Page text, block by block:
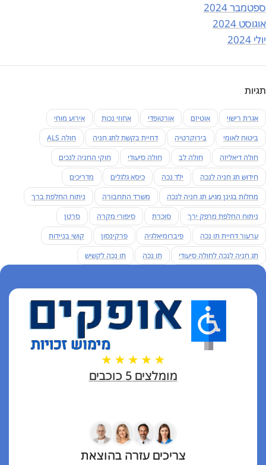
ספטמבר 2024
אוגוסט 2024
יולי 2024
תגיות
אגרת רישוי אוטיזם אורטופדי אחוזי נכות
אירוע מוחי
ביטוח לאומי
בירוקרטיה דחיית בקשת לתג חניה
חולה ALS
חולה דיאליזה
חולה לב חולה סיעודי
חוקי החניה לנכים
חידוש תג חניה לנכה
ילד נכה כיסא גלגלים
מדריכים
מחלות בגינן מגיע תג חניה לנכה
משרד התחבורה
ניתוח החלפת ברך
ניתוח החלפת מרפק ירך
סוכרת סיפורי מקרה
סרטן
ערעור דחיית תו נכה
פיברומיאלגיה פרקינסון
קושי בניידות
תג חניה לנכה לחולה סיעודי
תו נכה תו נכה לקשיש
מומלצים 5 כוכבים
צריכים עזרה בהוצאת